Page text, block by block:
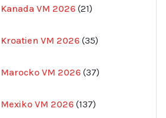
Kanada VM 2026 21
produkter
Kroatien VM 2026 35
produkter
Marocko VM 2026 37
produkter
Mexiko VM 2026 137
produkter